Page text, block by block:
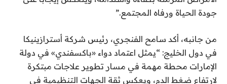
جودة الحياة ورفاه المجتمع.”
من جانبه، أكد سامح الفنجري، رئيس شركة أسترازينيكا
في دول الخليج: “يمثل اعتماد دواء «باكسفندي» في دولة
الإمارات محطة مهمة في مسار تطوير علاجات مبتكرة
لارتفاع ضغط الدم، ويعكس ثقة الجهات التنظيمية في